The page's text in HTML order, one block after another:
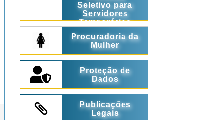
Seletivo para
Servidores
Temporários
Procuradoria da
Mulher
Proteção de
Dados
Publicações
Legais